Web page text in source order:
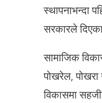
स्थापनाभन्दा
सरकारले
सामाजिक
पोखरेल, पोखरा
विकासमा